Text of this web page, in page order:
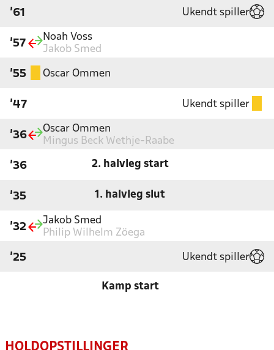
'61 Ukendt spiller
'57
Noah Voss
Jakob Smed
'55 Oscar Ommen
'47 Ukendt spiller
'36
Oscar Ommen
Mingus Beck Wethje-Raabe
'36 2. halvleg start
'35 1. halvleg slut
'32
Jakob Smed
Philip Wilhelm Zöega
'25 Ukendt spiller
Kamp start
HOLDOPSTILLINGER